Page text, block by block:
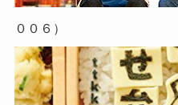
００６）